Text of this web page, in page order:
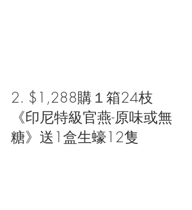
2. $1,288購１箱24枝
《印尼特級官燕-原味或無
糖》送1盒生蠔12隻